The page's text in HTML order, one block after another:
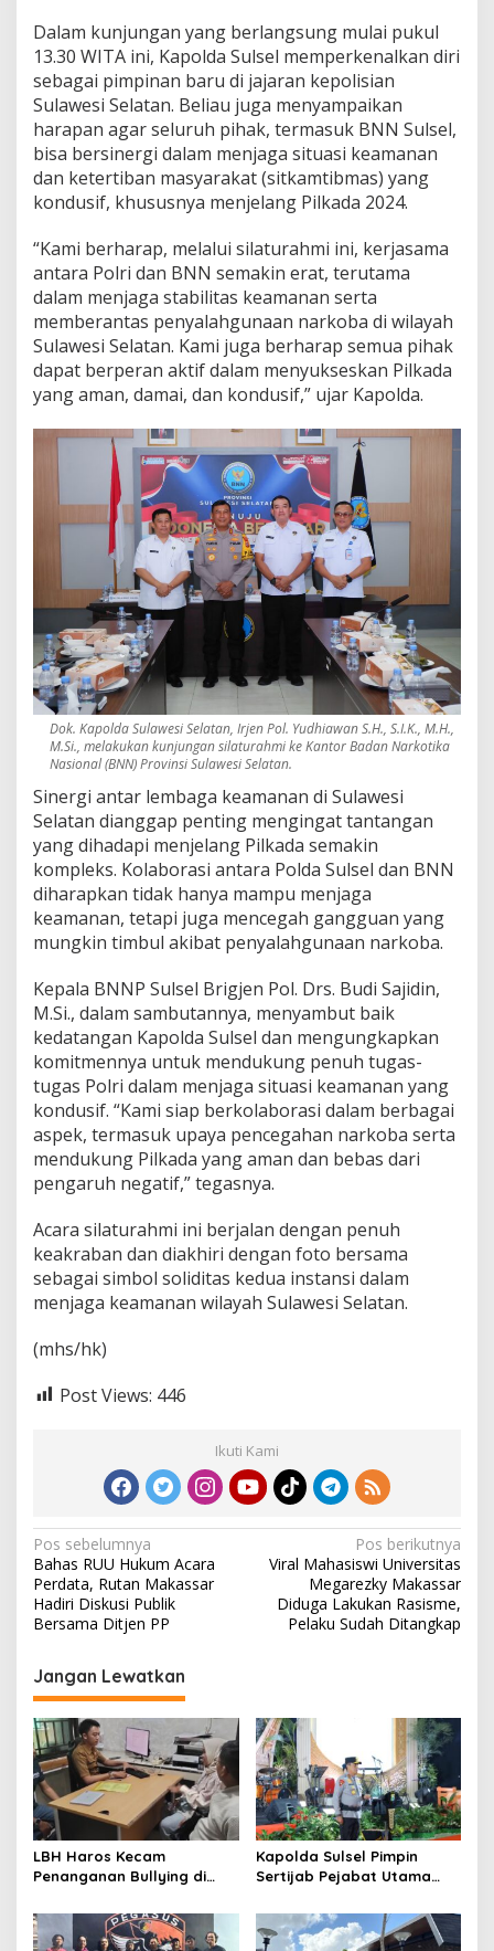
s
e
l
,
B
a
h
a
s
n
e
r
g
i
e
l
n
g
P
i
l
k
a
d
a
2
0
4
Dalam kunjungan yang berlangsung mulai pukul
13.30 WITA ini, Kapolda Sulsel memperkenalkan diri
sebagai pimpinan baru di jajaran kepolisian
Sulawesi Selatan. Beliau juga menyampaikan
harapan agar seluruh pihak, termasuk BNN Sulsel,
bisa bersinergi dalam menjaga situasi keamanan
dan ketertiban masyarakat (sitkamtibmas) yang
kondusif, khususnya menjelang Pilkada 2024.
“Kami berharap, melalui silaturahmi ini, kerjasama
antara Polri dan BNN semakin erat, terutama
dalam menjaga stabilitas keamanan serta
memberantas penyalahgunaan narkoba di wilayah
Sulawesi Selatan. Kami juga berharap semua pihak
dapat berperan aktif dalam menyukseskan Pilkada
yang aman, damai, dan kondusif,” ujar Kapolda.
Dok. Kapolda Sulawesi Selatan, Irjen Pol. Yudhiawan S.H., S.I.K., M.H.,
M.Si., melakukan kunjungan silaturahmi ke Kantor Badan Narkotika
Nasional (BNN) Provinsi Sulawesi Selatan.
Sinergi antar lembaga keamanan di Sulawesi
Selatan dianggap penting mengingat tantangan
yang dihadapi menjelang Pilkada semakin
kompleks. Kolaborasi antara Polda Sulsel dan BNN
diharapkan tidak hanya mampu menjaga
keamanan, tetapi juga mencegah gangguan yang
mungkin timbul akibat penyalahgunaan narkoba.
Kepala BNNP Sulsel Brigjen Pol. Drs. Budi Sajidin,
M.Si., dalam sambutannya, menyambut baik
kedatangan Kapolda Sulsel dan mengungkapkan
komitmennya untuk mendukung penuh tugas-
tugas Polri dalam menjaga situasi keamanan yang
kondusif. “Kami siap berkolaborasi dalam berbagai
aspek, termasuk upaya pencegahan narkoba serta
mendukung Pilkada yang aman dan bebas dari
pengaruh negatif,” tegasnya.
Acara silaturahmi ini berjalan dengan penuh
keakraban dan diakhiri dengan foto bersama
sebagai simbol soliditas kedua instansi dalam
menjaga keamanan wilayah Sulawesi Selatan.
(mhs/hk)
Post Views: 446
Ikuti Kami
N
a
v
g
a
s
i
p
o
s
Pos sebelumnya
Bahas RUU Hukum Acara
Perdata, Rutan Makassar
Hadiri Diskusi Publik
Bersama Ditjen PP
Pos berikutnya
Viral Mahasiswi Universitas
Megarezky Makassar
Diduga Lakukan Rasisme,
Pelaku Sudah Ditangkap
Jangan Lewatkan
LBH Haros Kecam
Penanganan Bullying di
Justru Dipaksa Pindah
Kapolda Sulsel Pimpin
Sertijab Pejabat Utama
Serta Lantik Karolog dan
Kapolresta Gowa